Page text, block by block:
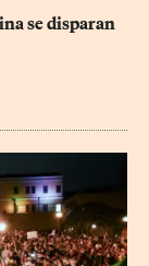
se disparan